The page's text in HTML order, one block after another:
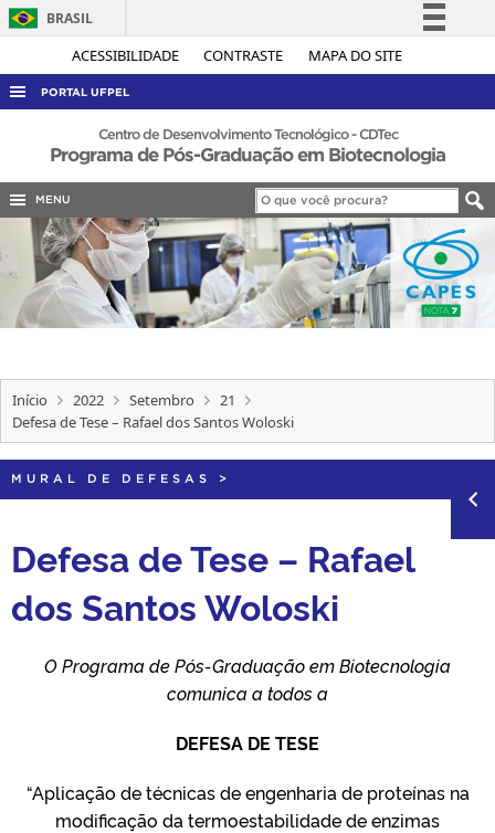
ACESSIBILIDADE CONTRASTE MAPA DO SITE
BRASIL
Simplifique!
Acesso à informação
Legislação
Canais
PORTAL UFPEL
ACESSO À INFORMAÇÃO
AUDITORIA
COBALTO
CONCURSOS
EDITAIS
INTERNACIONAL
TELEFONES
Centro de Desenvolvimento Tecnológico - CDTec
Programa de Pós-Graduação em Biotecnologia
MENU
Início 2022 Setembro
21
Defesa de Tese – Rafael dos Santos Woloski
MURAL DE DEFESAS >
Defesa de Tese – Rafael
dos Santos Woloski
OPrograma de Pós-Graduação em Biotecnologia
comunica a todos a
DEFESA DE TESE
“Aplicação de técnicas de engenharia de proteínas na
modificação da termoestabilidade de enzimas